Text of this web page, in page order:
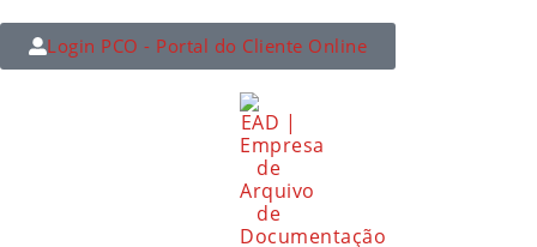
Login PCO - Portal do Cliente Online